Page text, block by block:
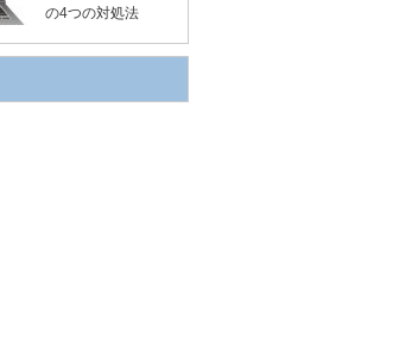
の4つの対処法